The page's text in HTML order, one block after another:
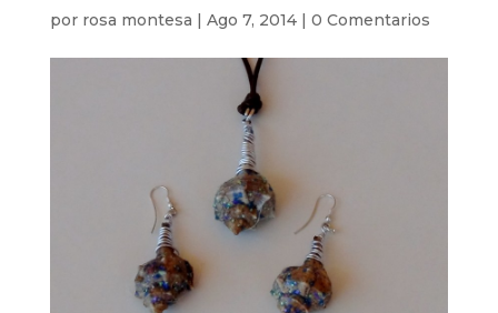
por rosa montesa | Ago 7, 2014| 0 Comentarios